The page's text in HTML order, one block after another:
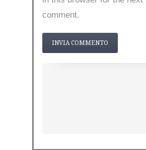
comment.